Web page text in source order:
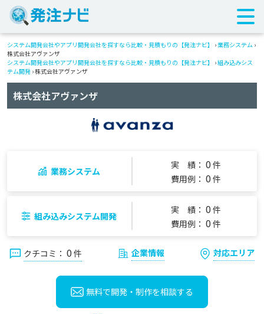
システム開発会社やアプリ開発会社を探すなら比較・見積もりの【発注ナビ】 › 業務システム ›
株式会社アヴァンザ
システム開発会社やアプリ開発会社を探すなら比較・見積もりの【発注ナビ】
›組み込みシス
テム開発 › 株式会社アヴァンザ
株式会社アヴァンザ
業務システム
実 績： 0 件
費用例： 0 件
組み込みシステム開発
実 績： 0 件
費用例： 0 件
クチコミ： 0 件 企業情報 対応エリア
無料で開発・制作を相談する